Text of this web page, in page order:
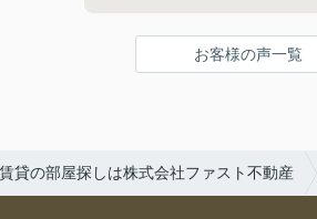
お客様の声一覧
貸の部屋探しは株式会社ファスト不動産